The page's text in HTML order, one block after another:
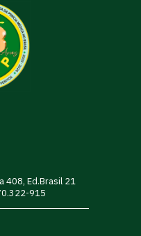
408, Ed.Brasil 21
915